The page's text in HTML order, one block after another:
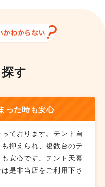
す
った時も安心
ております。テント自
抑えられ、複数台のテ
安心です。テント天幕
是非当店をご利用下さ